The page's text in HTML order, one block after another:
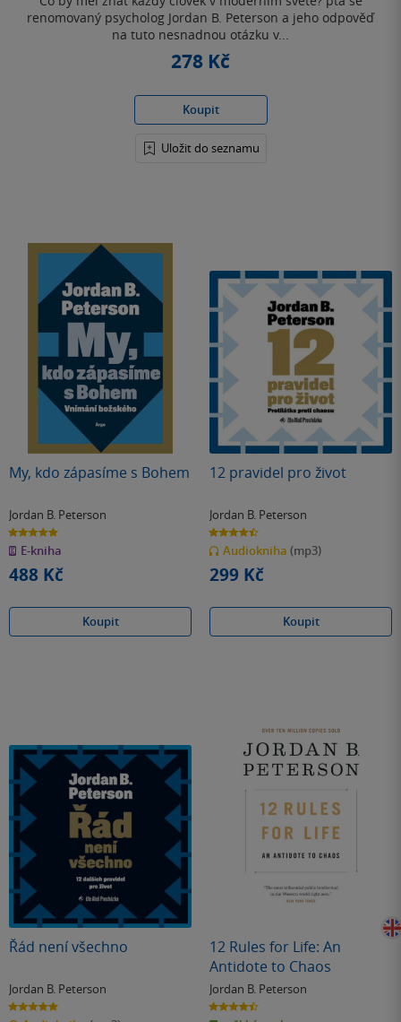
renomovaný psycholog Jordan B. Peterson a jeho odpověď
na tuto nesnadnou otázku v...
278 Kč
Koupit
Uložit do seznamu
My, kdo zápasíme s Bohem
Jordan B. Peterson
5.0
z
5
hvězdiček
E-kniha
488 Kč
Koupit
12 pravidel pro život
Jordan B. Peterson
4.5
z
5
hvězdiček
Audiokniha (mp3)
299 Kč
Koupit
Řád není všechno
Jordan B. Peterson
5.0
z
12 Rules for Life: An
Antidote to Chaos
Jordan B. Peterson
4.5
z